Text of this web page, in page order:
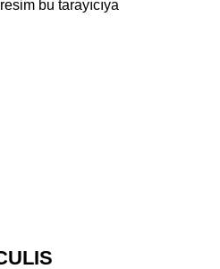
bu tarayıcıya